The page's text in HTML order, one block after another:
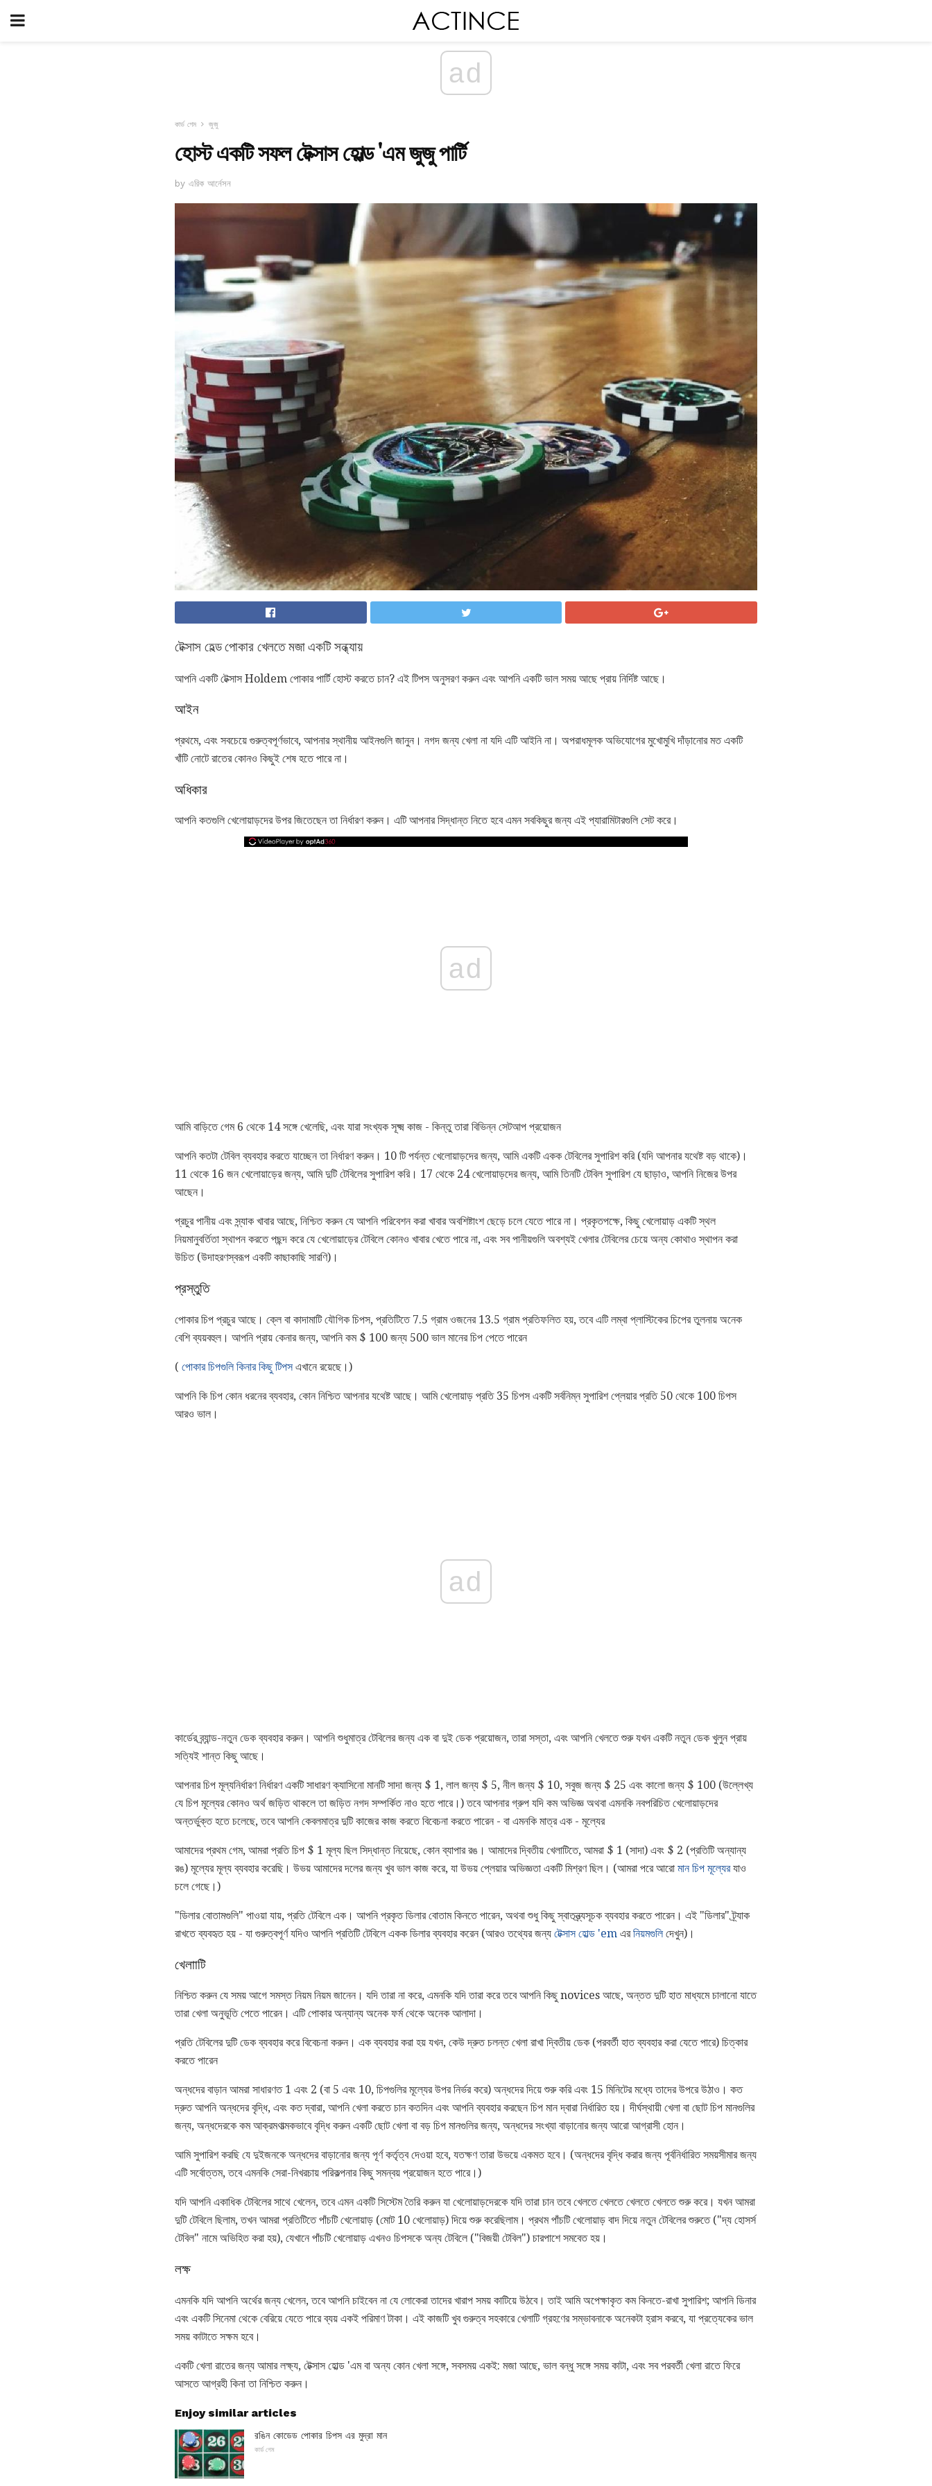
ad
কার্ড গেম জুজু
হোস্ট একটি সফল টেক্সাস হোল্ড 'এম জুজু পার্টি
by এরিক আর্নেসন
টেক্সাস হেল্ড পোকার খেলতে মজা একটি সন্ধ্যায়
আপনি একটি টেক্সাস Holdem পোকার পার্টি হোস্ট করতে চান? এই টিপস অনুসরণ করুন এবং আপনি একটি ভাল সময় আছে প্রায় নির্দিষ্ট আছে।
আইন
প্রথমে, এবং সবচেয়ে গুরুত্বপূর্ণভাবে, আপনার স্থানীয় আইনগুলি জানুন। নগদ জন্য খেলা না যদি এটি আইনি না। অপরাধমূলক অভিযোগের মুখোমুখি দাঁড়ানোর মত একটি
খাঁটি নোটে রাতের কোনও কিছুই শেষ হতে পারে না।
অধিকার
আপনি কতগুলি খেলোয়াড়দের উপর জিতেছেন তা নির্ধারণ করুন। এটি আপনার সিদ্ধান্ত নিতে হবে এমন সবকিছুর জন্য এই প্যারামিটারগুলি সেট করে।
ad
আমি বাড়িতে গেম 6 থেকে 14 সঙ্গে খেলেছি, এবং যারা সংখ্যক সূক্ষ্ম কাজ - কিন্তু তারা বিভিন্ন সেটআপ প্রয়োজন
আপনি কতটা টেবিল ব্যবহার করতে যাচ্ছেন তা নির্ধারণ করুন। 10 টি পর্যন্ত খেলোয়াড়দের জন্য, আমি একটি একক টেবিলের সুপারিশ করি (যদি আপনার যথেষ্ট বড় থাকে)।
11 থেকে 16 জন খেলোয়াড়ের জন্য, আমি দুটি টেবিলের সুপারিশ করি। 17 থেকে 24 খেলোয়াড়দের জন্য, আমি তিনটি টেবিল সুপারিশ যে ছাড়াও, আপনি নিজের উপর
আছেন।
প্রচুর পানীয় এবং স্ন্যাক খাবার আছে, নিশ্চিত করুন যে আপনি পরিবেশন করা খাবার অবশিষ্টাংশ ছেড়ে চলে যেতে পারে না। প্রকৃতপক্ষে, কিছু খেলোয়াড় একটি স্থল
নিয়মানুবর্তিতা স্থাপন করতে পছন্দ করে যে খেলোয়াড়ের টেবিলে কোনও খাবার খেতে পারে না, এবং সব পানীয়গুলি অবশ্যই খেলার টেবিলের চেয়ে অন্য কোথাও স্থাপন করা
উচিত (উদাহরণস্বরূপ একটি কাছাকাছি সারণি)।
প্রস্তুতি
পোকার চিপ প্রচুর আছে। ক্লে বা কাদামাটি যৌগিক চিপস, প্রতিটিতে 7.5 গ্রাম ওজনের 13.5 গ্রাম প্রতিফলিত হয়, তবে এটি লম্বা প্লাস্টিকের চিপের তুলনায় অনেক
বেশি ব্যয়বহুল। আপনি প্রায় কেনার জন্য, আপনি কম $ 100 জন্য 500 ভাল মানের চিপ পেতে পারেন
( পোকার চিপগুলি কিনার কিছু টিপসএখানে রয়েছে।)
আপনি কি চিপ কোন ধরনের ব্যবহার, কোন নিশ্চিত আপনার যথেষ্ট আছে। আমি খেলোয়াড় প্রতি 35 চিপস একটি সর্বনিম্ন সুপারিশ প্লেয়ার প্রতি 50 থেকে 100 চিপস
আরও ভাল।
ad
কার্ডের ব্র্যান্ড-নতুন ডেক ব্যবহার করুন। আপনি শুধুমাত্র টেবিলের জন্য এক বা দুই ডেক প্রয়োজন, তারা সস্তা, এবং আপনি খেলতে শুরু যখন একটি নতুন ডেক খুলুন প্রায়
সত্যিই শান্ত কিছু আছে।
আপনার চিপ মূল্যনির্ধারণ নির্ধারণ একটি সাধারণ ক্যাসিনো মানটি সাদা জন্য $ 1, লাল জন্য $ 5, নীল জন্য $ 10, সবুজ জন্য $ 25 এবং কালো জন্য $ 100 (উল্লেখ্য
যে চিপ মূল্যের কোনও অর্থ জড়িত থাকলে তা জড়িত নগদ সম্পর্কিত নাও হতে পারে।) তবে আপনার গ্রুপ যদি কম অভিজ্ঞ অথবা এমনকি নবপরিচিত খেলোয়াড়দের
অন্তর্ভুক্ত হতে চলেছে, তবে আপনি কেবলমাত্র দুটি কাজের কাজ করতে বিবেচনা করতে পারেন - বা এমনকি মাত্র এক - মূল্যের
আমাদের প্রথম গেম, আমরা প্রতি চিপ $ 1 মূল্য ছিল সিদ্ধান্ত নিয়েছে, কোন ব্যাপার রঙ। আমাদের দ্বিতীয় খেলাটিতে, আমরা $ 1 (সাদা) এবং $ 2 (প্রতিটি অন্যান্য
রঙ) মূল্যের মূল্য ব্যবহার করেছি। উভয় আমাদের দলের জন্য খুব ভাল কাজ করে, যা উভয় প্লেয়ার অভিজ্ঞতা একটি মিশ্রণ ছিল। (আমরা পরে আরো মান চিপ মূল্যেরযাও
চলে গেছে।)
"ডিলার বোতামগুলি" পাওয়া যায়, প্রতি টেবিলে এক। আপনি প্রকৃত ডিলার বোতাম কিনতে পারেন, অথবা শুধু কিছু স্বাতন্ত্র্যসূচক ব্যবহার করতে পারেন। এই "ডিলার" ট্র্যাক
রাখতে ব্যবহৃত হয় - যা গুরুত্বপূর্ণ যদিও আপনি প্রতিটি টেবিলে একক ডিলার ব্যবহার করেন (আরও তথ্যের জন্য টেক্সাস হোল্ড 'em এরনিয়মগুলিদেখুন)।
খেলাাটি
নিশ্চিত করুন যে সময় আগে সমস্ত নিয়ম নিয়ম জানেন। যদি তারা না করে, এমনকি যদি তারা করে তবে আপনি কিছু novices আছে, অন্তত দুটি হাত মাধ্যমে চালানো যাতে
তারা খেলা অনুভূতি পেতে পারেন। এটি পোকার অন্যান্য অনেক ফর্ম থেকে অনেক আলাদা।
প্রতি টেবিলের দুটি ডেক ব্যবহার করে বিবেচনা করুন। এক ব্যবহার করা হয় যখন, কেউ দ্রুত চলন্ত খেলা রাখা দ্বিতীয় ডেক (পরবর্তী হাত ব্যবহার করা যেতে পারে) চিত্কার
করতে পারেন
অন্ধদের বাড়ান আমরা সাধারণত 1 এবং 2 (বা 5 এবং 10, চিপগুলির মূল্যের উপর নির্ভর করে) অন্ধদের দিয়ে শুরু করি এবং 15 মিনিটের মধ্যে তাদের উপরে উঠাও। কত
দ্রুত আপনি অন্ধদের বৃদ্ধি, এবং কত দ্বারা, আপনি খেলা করতে চান কতদিন এবং আপনি ব্যবহার করছেন চিপ মান দ্বারা নির্ধারিত হয়। দীর্ঘস্থায়ী খেলা বা ছোট চিপ মানগুলির
জন্য, অন্ধদেরকে কম আক্রমণাত্মকভাবে বৃদ্ধি করুন একটি ছোট খেলা বা বড় চিপ মানগুলির জন্য, অন্ধদের সংখ্যা বাড়ানোর জন্য আরো আগ্রাসী হোন।
আমি সুপারিশ করছি যে দুইজনকে অন্ধদের বাড়ানোর জন্য পূর্ণ কর্তৃত্ব দেওয়া হবে, যতক্ষণ তারা উভয়ে একমত হবে। (অন্ধদের বৃদ্ধি করার জন্য পূর্বনির্ধারিত সময়সীমার জন্য
এটি সর্বোত্তম, তবে এমনকি সেরা-নিখরচায় পরিকল্পনার কিছু সমন্বয় প্রয়োজন হতে পারে।)
যদি আপনি একাধিক টেবিলের সাথে খেলেন, তবে এমন একটি সিস্টেম তৈরি করুন যা খেলোয়াড়দেরকে যদি তারা চান তবে খেলতে খেলতে খেলতে খেলতে শুরু করে। যখন আমরা
দুটি টেবিলে ছিলাম, তখন আমরা প্রতিটিতে পাঁচটি খেলোয়াড় (মোট 10 খেলোয়াড়) দিয়ে শুরু করেছিলাম। প্রথম পাঁচটি খেলোয়াড় বাদ দিয়ে নতুন টেবিলের শুরুতে ("দ্য হোসর্স
টেবিল" নামে অভিহিত করা হয়), যেখানে পাঁচটি খেলোয়াড় এখনও চিপসকে অন্য টেবিলে ("বিজয়ী টেবিল") চারপাশে সমবেত হয়।
লক্ষ
এমনকি যদি আপনি অর্থের জন্য খেলেন, তবে আপনি চাইবেন না যে লোকেরা তাদের খারাপ সময় কাটিয়ে উঠবে। তাই আমি অপেক্ষাকৃত কম কিনতে-রাখা সুপারিশ; আপনি ডিনার
এবং একটি সিনেমা থেকে বেরিয়ে যেতে পারে ব্যয় একই পরিমাণ টাকা। এই কাজটি খুব গুরুত্ব সহকারে খেলাটি গ্রহণের সম্ভাবনাকে অনেকটা হ্রাস করবে, যা প্রত্যেকের ভাল
সময় কাটাতে সক্ষম হবে।
একটি খেলা রাতের জন্য আমার লক্ষ্য, টেক্সাস হোল্ড 'এম বা অন্য কোন খেলা সঙ্গে, সবসময় একই: মজা আছে, ভাল বন্ধু সঙ্গে সময় কাটা, এবং সব পরবর্তী খেলা রাতে ফিরে
আসতে আগ্রহী কিনা তা নিশ্চিত করুন।
Enjoy similar articles
রঙিন কোডেড পোকার চিপস এর মুদ্রা মান
কার্ড গেম